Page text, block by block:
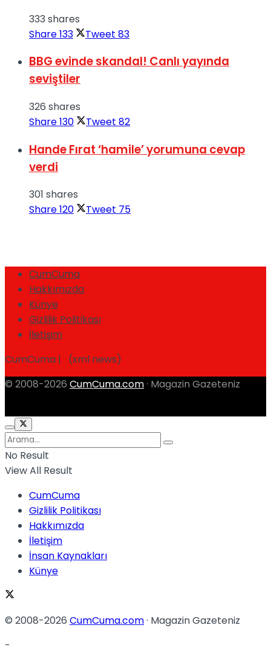
333 shares
Share133 Tweet 83
BBG evinde skandal! Canlı yayında
seviştiler
326 shares
Share130 Tweet 82
Hande Fırat ‘hamile’ yorumuna cevap
verdi
301 shares
Share120 Tweet 75
CumCuma
Hakkımızda
Künye
Gizlilik Politikası
İletişim
CumCuma | (xml news)
© 2008-2026 CumCuma.com · Magazin Gazeteniz
No Result
View All Result
CumCuma
Gizlilik Politikası
Hakkımızda
İletişim
İnsan Kaynakları
Künye
© 2008-2026 CumCuma.com· Magazin Gazeteniz
-